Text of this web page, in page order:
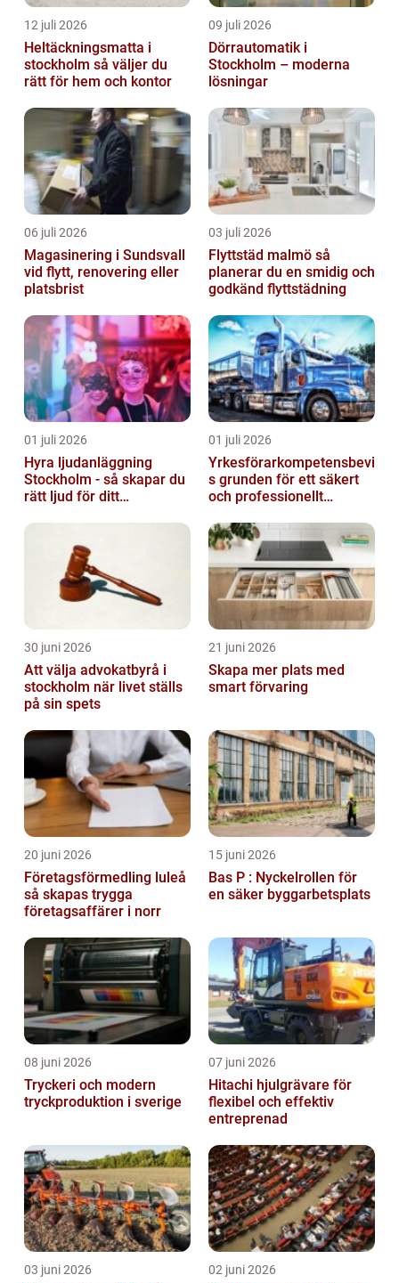
12 juli 2026
Heltäckningsmatta i
stockholm så väljer du
rätt för hem och kontor
09 juli 2026
Dörrautomatik i
Stockholm – moderna
lösningar
06 juli 2026
Magasinering i Sundsvall
vid flytt, renovering eller
platsbrist
03 juli 2026
Flyttstäd malmö så
planerar du en smidig och
godkänd flyttstädning
01 juli 2026
Hyra ljudanläggning
Stockholm - så skapar du
rätt ljud för ditt
01 juli 2026
Yrkesförarkompetensbevi
s grunden för ett säkert
och professionellt
30 juni 2026
Att välja advokatbyrå i
stockholm när livet ställs
på sin spets
21 juni 2026
Skapa mer plats med
smart förvaring
20 juni 2026
Företagsförmedling luleå
så skapas trygga
företagsaffärer i norr
15 juni 2026
Bas P : Nyckelrollen för
en säker byggarbetsplats
08 juni 2026
Tryckeri och modern
tryckproduktion i sverige
07 juni 2026
Hitachi hjulgrävare för
flexibel och effektiv
entreprenad
03 juni 2026 02 juni 2026